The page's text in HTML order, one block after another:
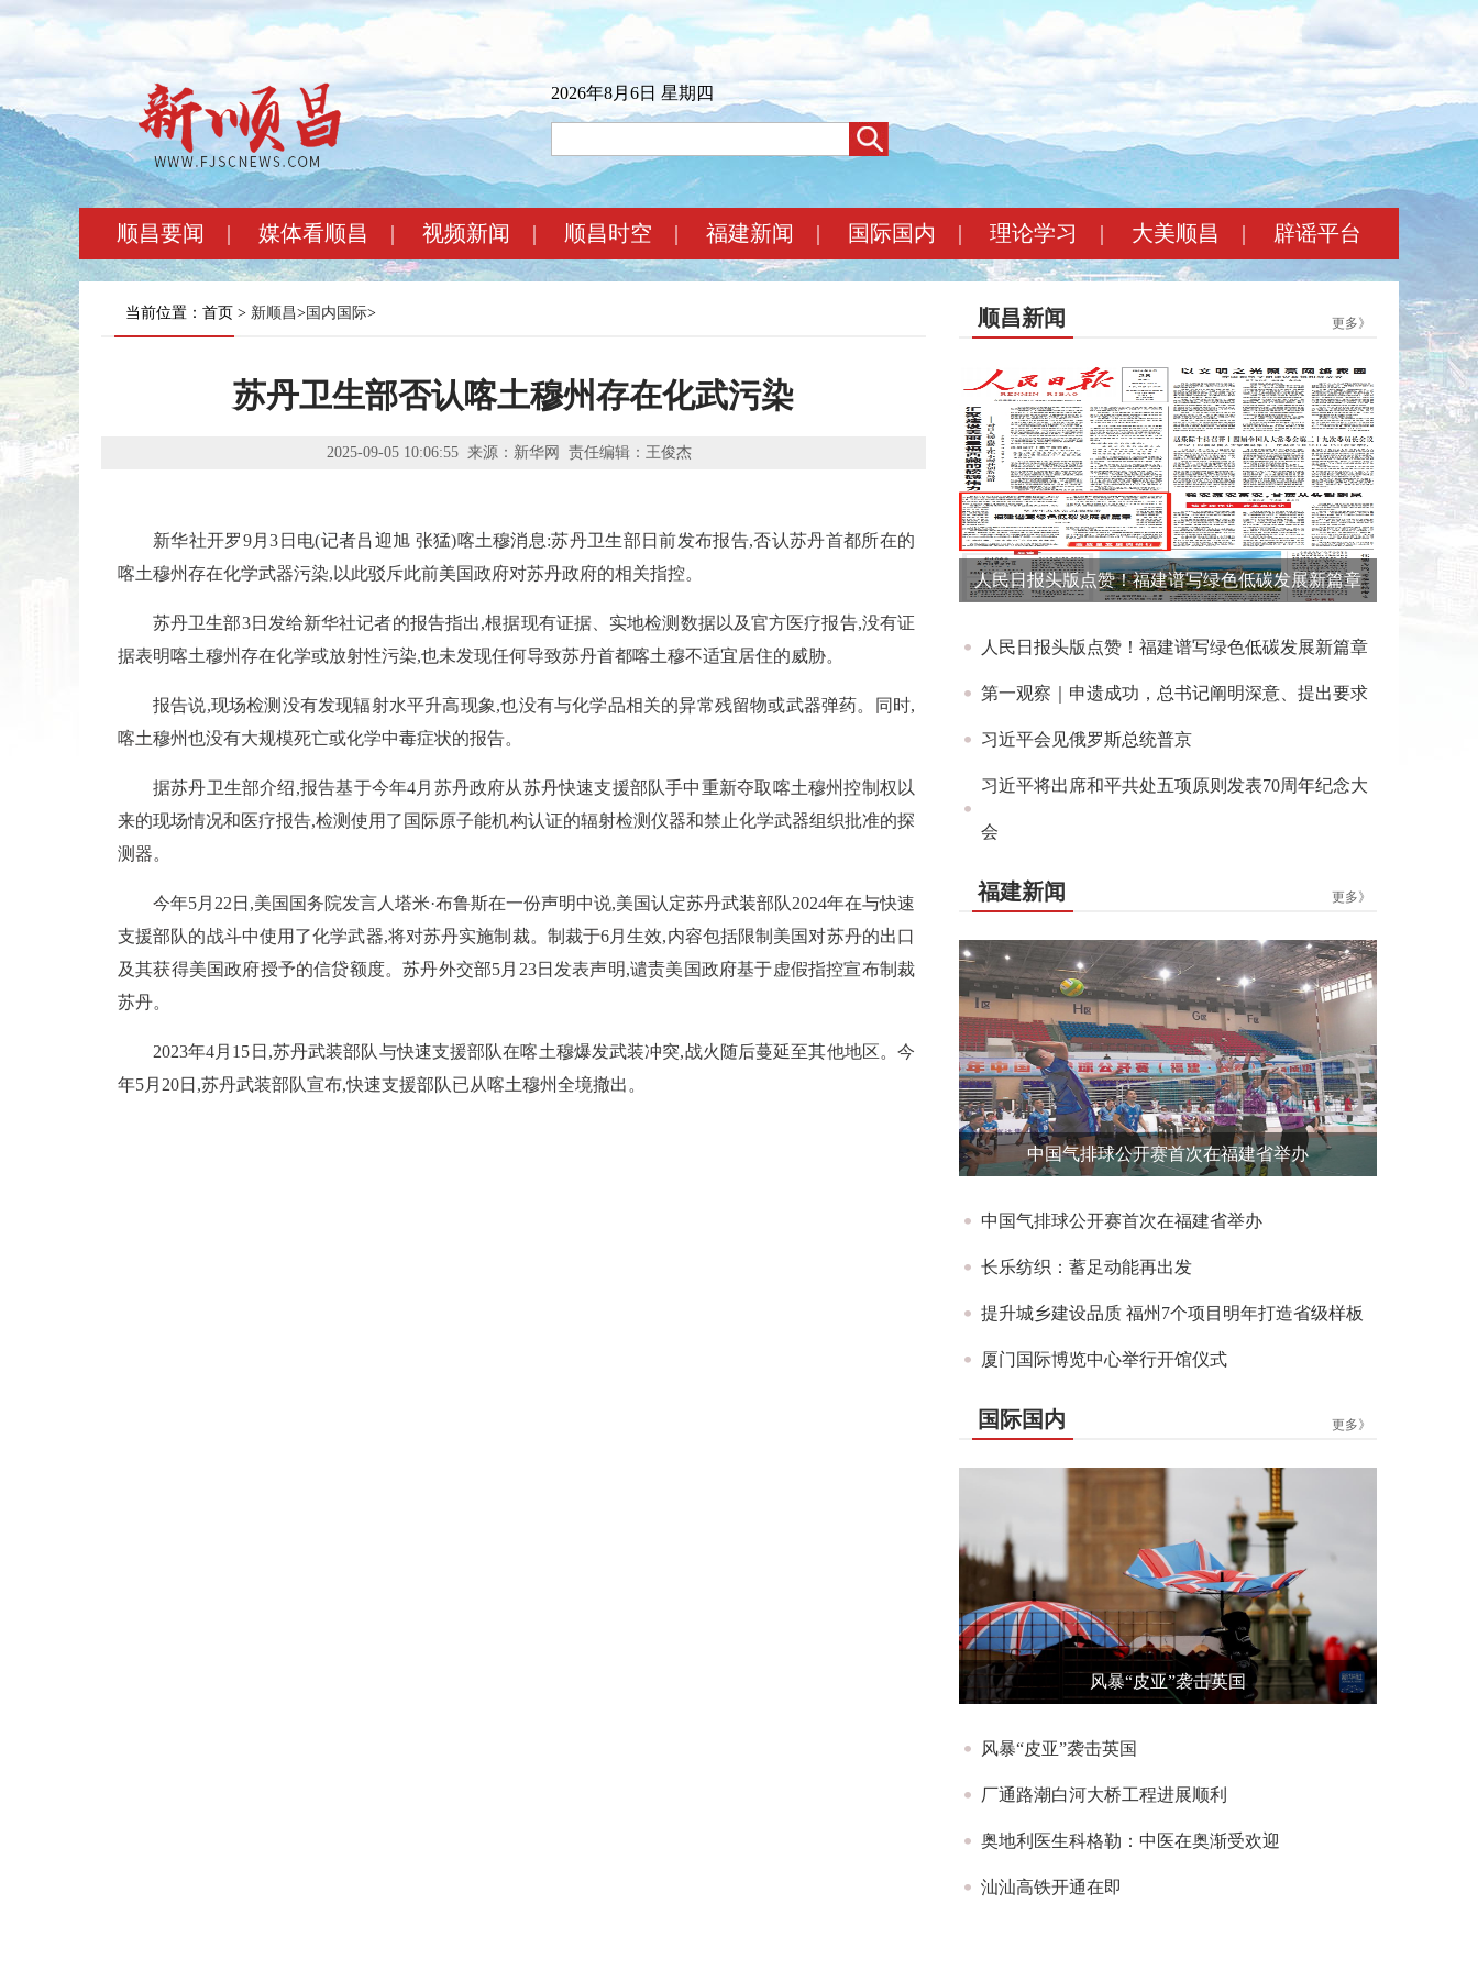
2026年8月6日 星期四
顺昌要闻 | 媒体看顺昌 | 视频新闻 | 顺昌时空 | 福建新闻 | 国际国内 | 理论学习 | 大美顺昌 | 辟谣平台
当前位置：首页 > 新顺昌> 国内国际>
苏丹卫生部否认喀土穆州存在化武污染
2025-09-05 10:06:55 来源：新华网 责任编辑：王俊杰
新华社开罗9月3日电(记者吕迎旭 张猛)喀土穆消息:苏丹卫生部日前发布报告,否认苏丹首都所在的
喀土穆州存在化学武器污染,以此驳斥此前美国政府对苏丹政府的相关指控。
苏丹卫生部3日发给新华社记者的报告指出,根据现有证据、实地检测数据以及官方医疗报告,没有证
据表明喀土穆州存在化学或放射性污染,也未发现任何导致苏丹首都喀土穆不适宜居住的威胁。
报告说,现场检测没有发现辐射水平升高现象,也没有与化学品相关的异常残留物或武器弹药。同时,
喀土穆州也没有大规模死亡或化学中毒症状的报告。
据苏丹卫生部介绍,报告基于今年4月苏丹政府从苏丹快速支援部队手中重新夺取喀土穆州控制权以
来的现场情况和医疗报告,检测使用了国际原子能机构认证的辐射检测仪器和禁止化学武器组织批准的探
测器。
今年5月22日,美国国务院发言人塔米·布鲁斯在一份声明中说,美国认定苏丹武装部队2024年在与快速
支援部队的战斗中使用了化学武器,将对苏丹实施制裁。制裁于6月生效,内容包括限制美国对苏丹的出口
及其获得美国政府授予的信贷额度。苏丹外交部5月23日发表声明,谴责美国政府基于虚假指控宣布制裁
苏丹。
2023年4月15日,苏丹武装部队与快速支援部队在喀土穆爆发武装冲突,战火随后蔓延至其他地区。今
年5月20日,苏丹武装部队宣布,快速支援部队已从喀土穆州全境撤出。
更多》
顺昌新闻
人民日报头版点赞！福建谱写绿色低碳发展新篇章
人民日报头版点赞！福建谱写绿色低碳发展新篇章
第一观察｜申遗成功，总书记阐明深意、提出要求
习近平会见俄罗斯总统普京
习近平将出席和平共处五项原则发表70周年纪念大
会
更多》
福建新闻
中国气排球公开赛首次在福建省举办
中国气排球公开赛首次在福建省举办
长乐纺织：蓄足动能再出发
提升城乡建设品质 福州7个项目明年打造省级样板
厦门国际博览中心举行开馆仪式
更多》
国际国内
风暴“皮亚”袭击英国
风暴“皮亚”袭击英国
厂通路潮白河大桥工程进展顺利
奥地利医生科格勒：中医在奥渐受欢迎
汕汕高铁开通在即